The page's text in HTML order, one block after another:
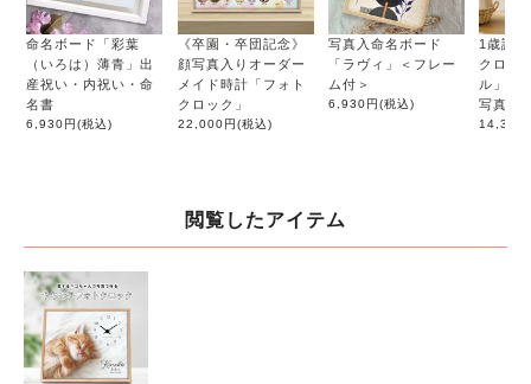
命名ボード「彩葉
（いろは）薄青」出
産祝い・内祝い・命
名書
6,930円(税込)
《卒園・卒団記念》
顔写真入りオーダー
メイド時計「フォト
クロック」
22,000円(税込)
写真入命名ボード
「ラヴィ」＜フレー
ム付＞
6,930円(税込)
1歳誕
クロッ
ル」｜
写真で
14,300
閲覧したアイテム